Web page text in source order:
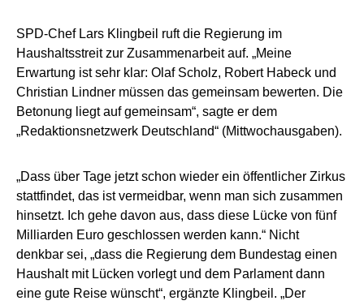
SPD-Chef Lars Klingbeil ruft die Regierung im
Haushaltsstreit zur Zusammenarbeit auf. „Meine
Erwartung ist sehr klar: Olaf Scholz, Robert Habeck und
Christian Lindner müssen das gemeinsam bewerten. Die
Betonung liegt auf gemeinsam“, sagte er dem
„Redaktionsnetzwerk Deutschland“ (Mittwochausgaben).
„Dass über Tage jetzt schon wieder ein öffentlicher Zirkus
stattfindet, das ist vermeidbar, wenn man sich zusammen
hinsetzt. Ich gehe davon aus, dass diese Lücke von fünf
Milliarden Euro geschlossen werden kann.“ Nicht
denkbar sei, „dass die Regierung dem Bundestag einen
Haushalt mit Lücken vorlegt und dem Parlament dann
eine gute Reise wünscht“, ergänzte Klingbeil. „Der